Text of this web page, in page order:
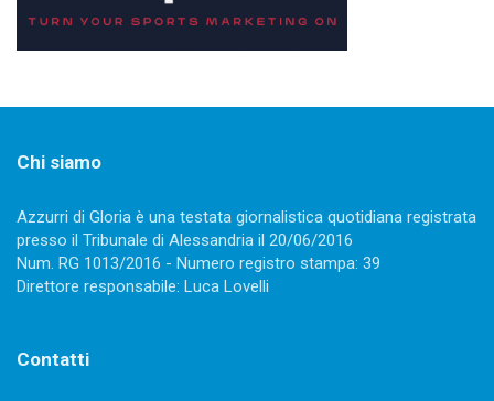
Chi siamo
Azzurri di Gloria è una testata giornalistica quotidiana registrata
presso il Tribunale di Alessandria il 20/06/2016
Num. RG 1013/2016 - Numero registro stampa: 39
Direttore responsabile: Luca Lovelli
Contatti